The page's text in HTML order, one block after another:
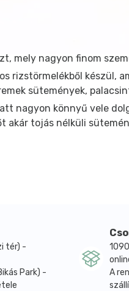
mely nagyon finom
rizstörmelékből
sütemények,
nagyon könnyű vele
akár tojás nélküli
tér) -
Park) -
A